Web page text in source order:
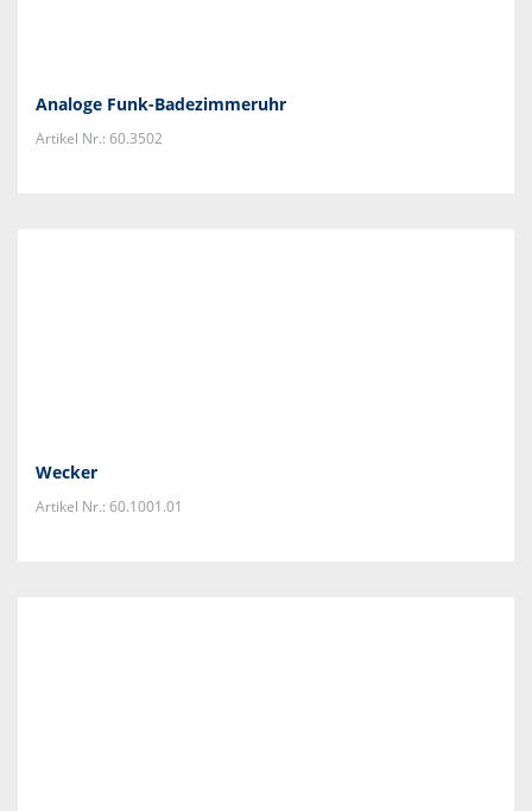
Analoge Funk-Badezimmeruhr
Artikel Nr.: 60.3502
Wecker
Artikel Nr.: 60.1001.01